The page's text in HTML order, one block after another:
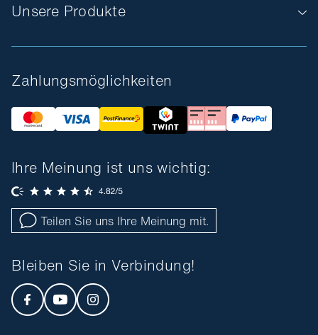
Unsere Produkte
Zahlungsmöglichkeiten
Ihre Meinung ist uns wichtig:
Teilen Sie uns Ihre Meinung mit.
Bleiben Sie in Verbindung!